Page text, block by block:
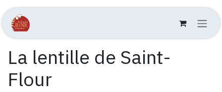
Se rendre au contenu
La lentille de Saint-
Flour